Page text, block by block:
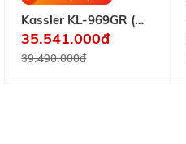
Kassler KL-969GR (
đồng nguyên chất)
35.541.000đ
39.490.000đ